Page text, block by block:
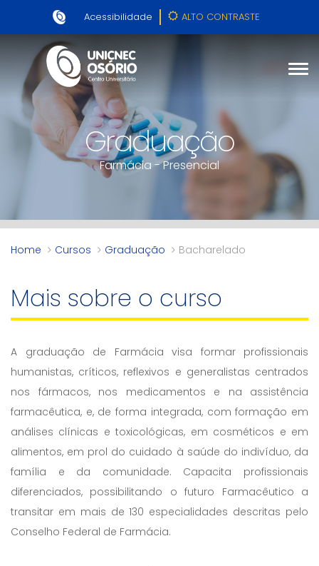
Acessibilidade ALTO CONTRASTE
Graduação
Farmácia - Presencial
Home Cursos Graduação Bacharelado
Mais sobre o curso
A graduação de Farmácia visa formar profissionais
humanistas, críticos, reflexivos e generalistas centrados
nos fármacos, nos medicamentos e na assistência
farmacêutica, e, de forma integrada, com formação em
análises clínicas e toxicológicas, em cosméticos e em
alimentos, em prol do cuidado à saúde do indivíduo, da
família e da comunidade. Capacita profissionais
diferenciados, possibilitando o futuro Farmacêutico a
transitar em mais de 130 especialidades descritas pelo
Conselho Federal de Farmácia.